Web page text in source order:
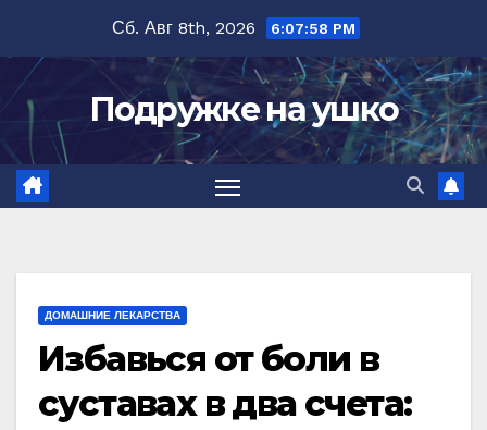
содержимому
Сб. Авг 8th, 2026 6:07:59 PM
Подружке на ушко
ДОМАШНИЕ ЛЕКАРСТВА
Избавься от боли в
суставах в два счета: